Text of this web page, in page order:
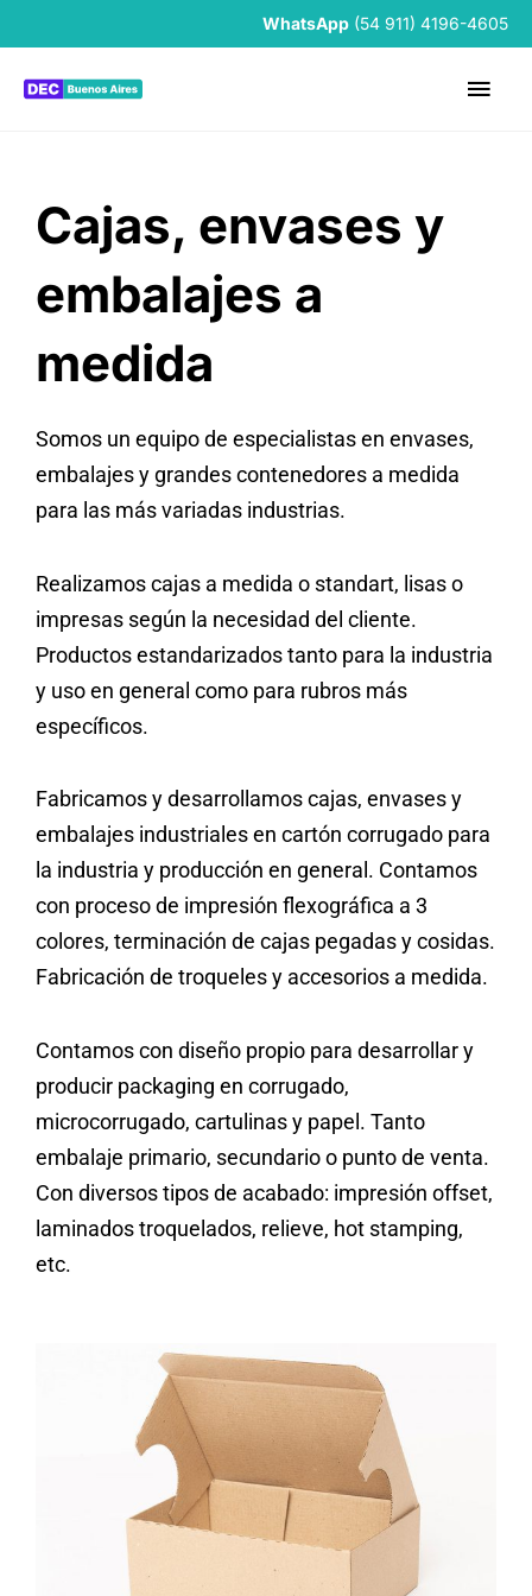
WhatsApp (54 911) 4196-4605
Cajas, envases y
embalajes a
medida
Somos un equipo de especialistas en envases,
embalajes y grandes contenedores a medida
para las más variadas industrias.
Realizamos cajas a medida o standart, lisas o
impresas según la necesidad del cliente.
Productos estandarizados tanto para la industria
y uso en general como para rubros más
específicos.
Fabricamos y desarrollamos cajas, envases y
embalajes industriales en cartón corrugado para
la industria y producción en general. Contamos
con proceso de impresión flexográfica a 3
colores, terminación de cajas pegadas y cosidas.
Fabricación de troqueles y accesorios a medida.
Contamos con diseño propio para desarrollar y
producir packaging en corrugado,
microcorrugado, cartulinas y papel. Tanto
embalaje primario, secundario o punto de venta.
Con diversos tipos de acabado: impresión offset,
laminados troquelados, relieve, hot stamping,
etc.